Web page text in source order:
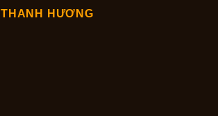
THANH HƯƠNG